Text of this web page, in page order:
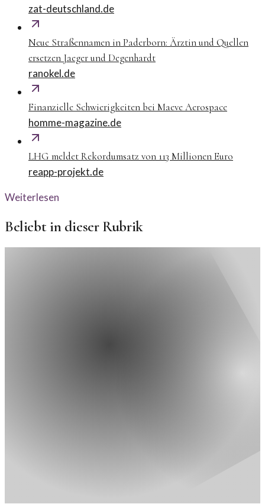
zat-deutschland.de
Neue Straßennamen in Paderborn: Ärztin und Quellen
ersetzen Jaeger und Degenhardt
ranokel.de
Finanzielle Schwierigkeiten bei Maeve Aerospace
homme-magazine.de
LHG meldet Rekordumsatz von 113 Millionen Euro
reapp-projekt.de
Weiterlesen
Beliebt in dieser Rubrik